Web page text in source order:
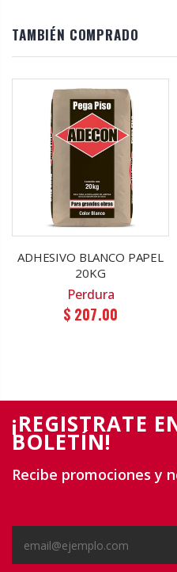
TAMBIÉN COMPRADO
ADHESIVO BLANCO PAPEL
20KG
Perdura
$ 207.00
¡REGISTRATE
BOLETÍN!
Recibe promociones y